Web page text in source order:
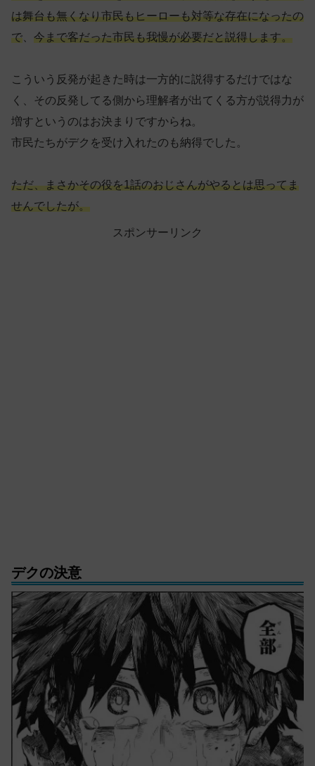
は舞台も無くなり市民もヒーローも対等な存在になったの
で
今まで客だった市民も我慢が必要だと説得します。
こういう反発が起きた時は一方的に説得するだけではな
く、その反発してる側から理解者が出てくる方が説得力が
増すというのはお決まりですからね。
市民たちがデクを受け入れたのも納得でした。
ただ、まさかその役を1話のおじさんがやるとは思ってま
せんでしたが。
スポンサーリンク
デクの決意